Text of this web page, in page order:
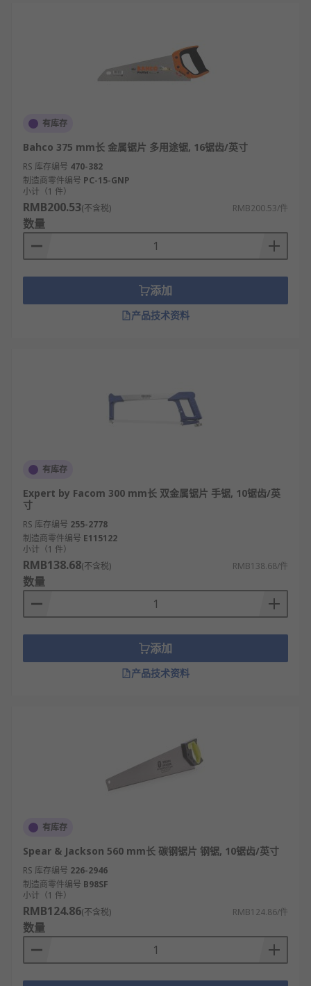
有库存
Bahco 375 mm长 金属锯片 多用途锯, 16锯齿/英寸
RS 库存编号 470-382
制造商零件编号 PC-15-GNP
小计（1 件）
RMB200.53(不含税) RMB200.53/件
数量
添加
产品技术资料
有库存
Expert by Facom 300 mm长 双金属锯片 手锯, 10锯齿/英
寸
RS 库存编号 255-2778
制造商零件编号 E115122
小计（1 件）
RMB138.68(不含税) RMB138.68/件
数量
添加
产品技术资料
有库存
Spear & Jackson 560 mm长 碳钢锯片 钢锯, 10锯齿/英寸
RS 库存编号 226-2946
制造商零件编号 B98SF
小计（1 件）
RMB124.86(不含税) RMB124.86/件
数量